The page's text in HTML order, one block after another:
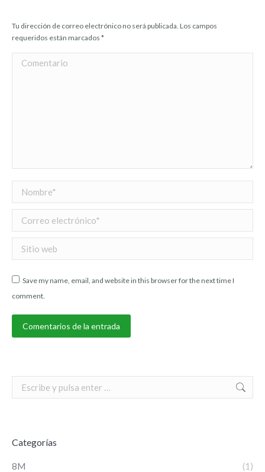
Tu dirección de correo electrónico no será publicada. Los campos
requeridos están marcados *
Comentario
Nombre *
Correo electrónico *
Sitio web
Save my name, email, and website in this browser for the next time I
comment.
Comentarios de la entrada
Search:
Categorías
8M
(1)